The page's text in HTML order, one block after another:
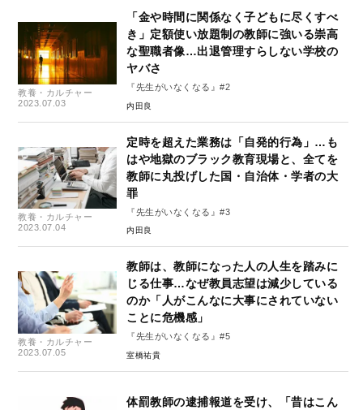
教養・カルチャー
2023.07.03
「金や時間に関係なく子どもに尽くすべ
き」定額使い放題制の教師に強いる崇高
な聖職者像…出退管理すらしない学校の
ヤバさ
『先生がいなくなる』#2
内田良
教養・カルチャー
2023.07.04
定時を超えた業務は「自発的行為」…も
はや地獄のブラック教育現場と、全てを
教師に丸投げした国・自治体・学者の大
罪
『先生がいなくなる』#3
内田良
教養・カルチャー
2023.07.05
教師は、教師になった人の人生を踏みに
じる仕事…なぜ教員志望は減少している
のか「人がこんなに大事にされていない
ことに危機感」
『先生がいなくなる』#5
室橋祐貴
体罰教師の逮捕報道を受け、「昔はこん